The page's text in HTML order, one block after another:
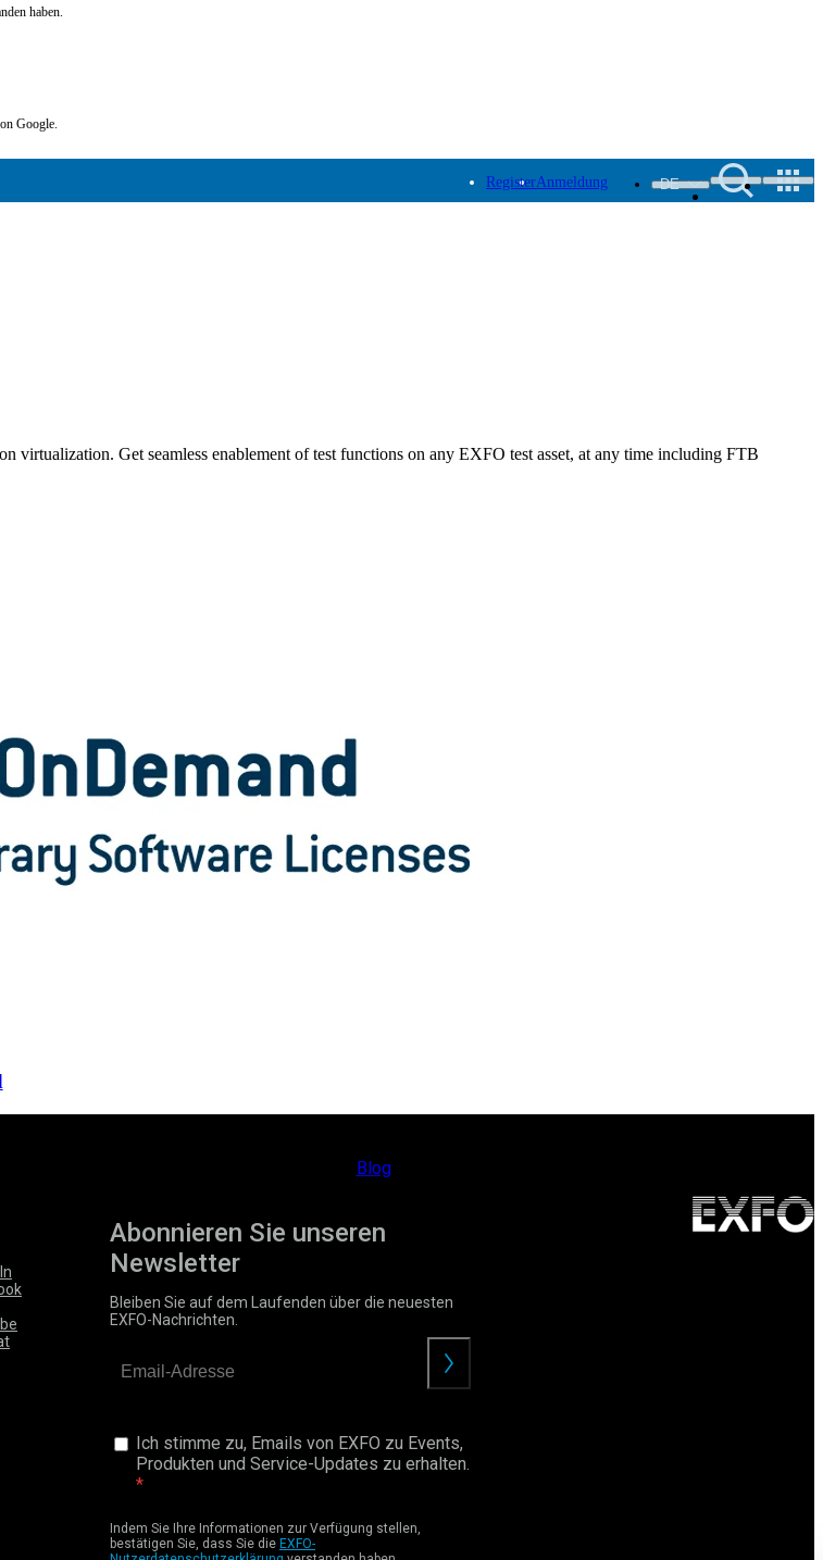
haben.
Google.
RegisterAnmeldung DE
Get seamless enablement of test functions on any EXFO test asset, at any time including FTB
Blog
Abonnieren Sie unseren
Newsletter
Bleiben Sie auf dem Laufenden über die neuesten
EXFO-Nachrichten.
Ich stimme zu, Emails von EXFO zu Events,
Produkten und Service-Updates zu erhalten.
Indem Sie Ihre Informationen zur Verfügung stellen,
bestätigen Sie, dass Sie die EXFO-
anfordern